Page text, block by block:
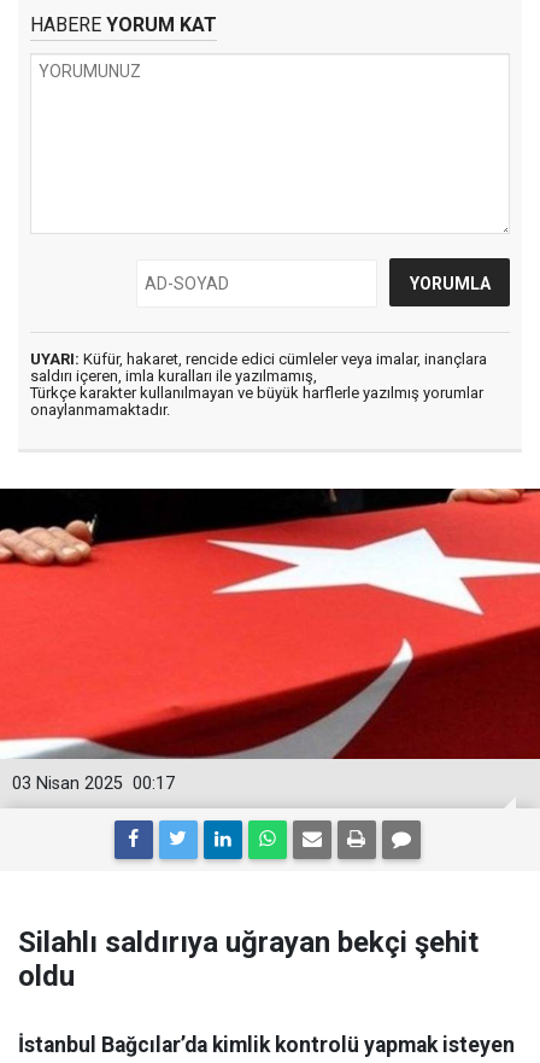
HABERE YORUM KAT
UYARI: Küfür, hakaret, rencide edici cümleler veya imalar, inançlara
saldırı içeren, imla kuralları ile yazılmamış,
Türkçe karakter kullanılmayan ve büyük harflerle yazılmış yorumlar
onaylanmamaktadır.
00:17
03 Nisan 2025
Silahlı saldırıya uğrayan bekçi şehit
oldu
İstanbul Bağcılar’da kimlik kontrolü yapmak isteyen